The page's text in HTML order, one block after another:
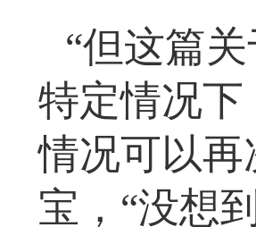
“但这篇
特定情况
情况可以再
宝，“没想